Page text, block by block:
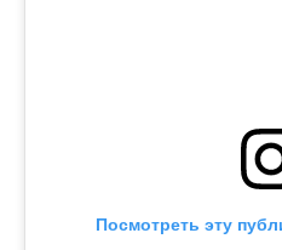
Посмотреть эту